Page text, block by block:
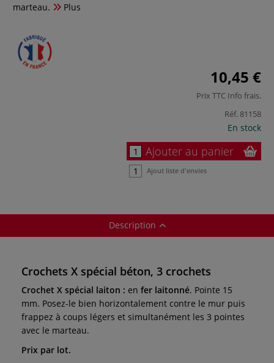
marteau.
Plus
10,45 €
Prix TTC Info frais.
Réf. 81158
En stock
Ajouter au panier
Ajout liste d'envies
Description
Crochets X spécial béton, 3 crochets
Crochet X spécial laiton : en fer laitonné. Pointe 15
mm. Posez-le bien horizontalement contre le mur puis
frappez à coups légers et simultanément les 3 pointes
avec le marteau.
Prix par lot.